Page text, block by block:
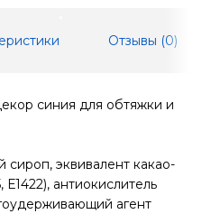
Отзывы (0)
синия для обтяжки и
сироп, эквивалент какао-
Е1422), антиокислитель
агент